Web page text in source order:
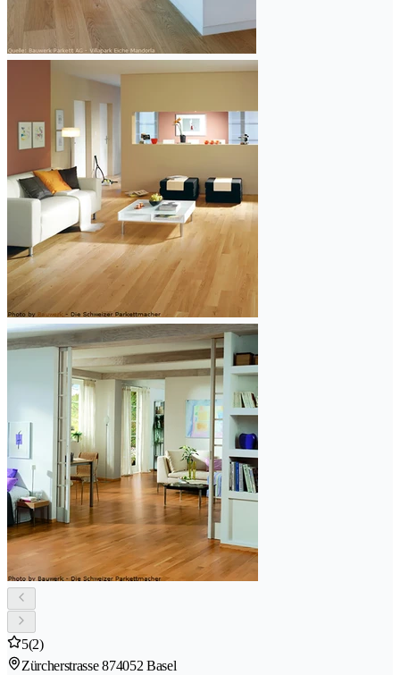
5(2)
Zürcherstrasse 874052 Basel